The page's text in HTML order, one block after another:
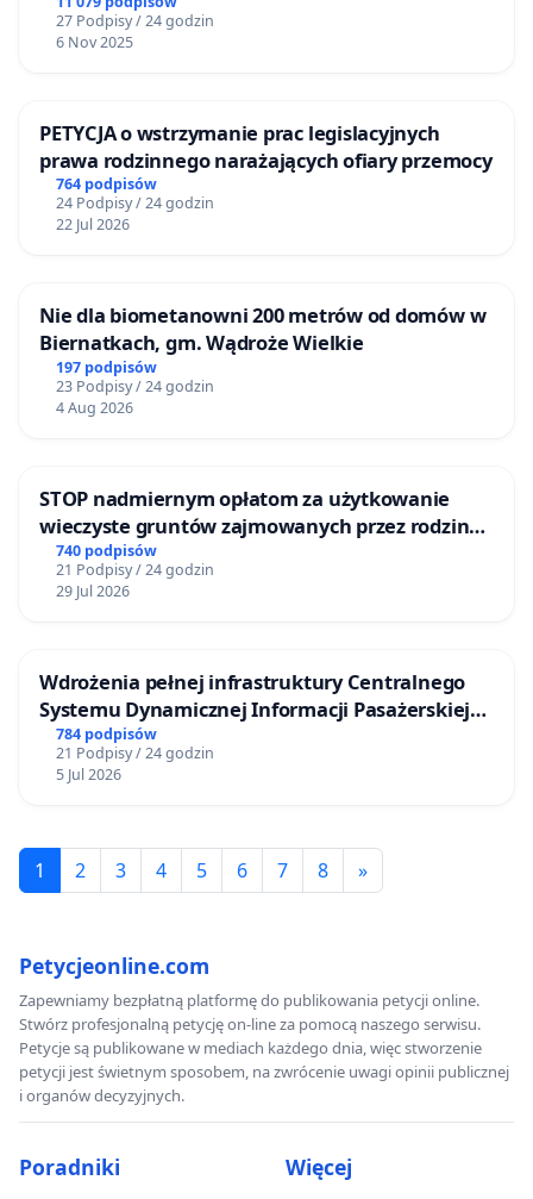
27 Podpisy / 24 godzin
6 Nov 2025
PETYCJA o wstrzymanie prac legislacyjnych
prawa rodzinnego narażających ofiary przemocy
764 podpisów
24 Podpisy / 24 godzin
22 Jul 2026
Nie dla biometanowni 200 metrów od domów w
Biernatkach, gm. Wądroże Wielkie
197 podpisów
23 Podpisy / 24 godzin
4 Aug 2026
STOP nadmiernym opłatom za użytkowanie
wieczyste gruntów zajmowanych przez rodzinne
ogrody działkowe.
740 podpisów
21 Podpisy / 24 godzin
29 Jul 2026
Wdrożenia pełnej infrastruktury Centralnego
Systemu Dynamicznej Informacji Pasażerskiej
(CSDiP) na stacji kolejowej w Łomży
784 podpisów
21 Podpisy / 24 godzin
5 Jul 2026
1 2 3 4 5 6 7 8 »
Petycjeonline.com
Zapewniamy bezpłatną platformę do publikowania petycji online.
Stwórz profesjonalną petycję on-line za pomocą naszego serwisu.
Petycje są publikowane w mediach każdego dnia, więc stworzenie
petycji jest świetnym sposobem, na zwrócenie uwagi opinii publicznej
i organów decyzyjnych.
Poradniki Więcej